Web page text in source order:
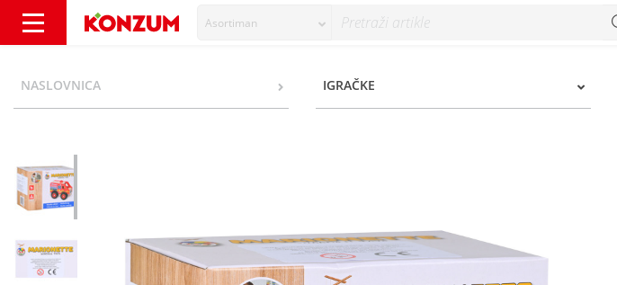
Asortiman
NASLOVNICA IGRAČKE